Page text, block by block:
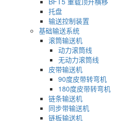
托盘
输送控制装置
基础输送系统
滚筒输送机
动力滚筒线
无动力滚筒线
皮带输送机
90度皮带转弯机
180度皮带转弯机
链条输送机
同步带输送机
链板输送机